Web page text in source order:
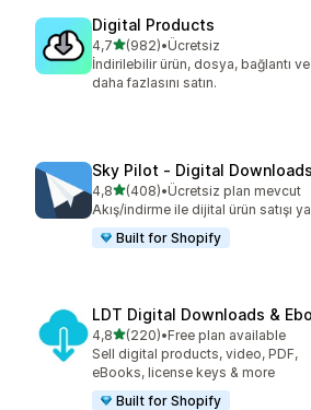
Digital Products
4,75 yıldız üzerinden
(982)
toplam 982 değerlendirme
•Ücretsiz
İndirilebilir ürün, dosya, bağlantı ve
daha fazlasını satın.
Sky Pilot ‑ Digital Downloads
4,85 yıldız üzerinden
(408)
toplam 408 değerlendirme
•Ücretsiz plan mevcut
Akış/indirme ile dijital ürün satışı
Built for Shopify
LDT Digital Downloads &
4,85 yıldız üzerinden
(220)
toplam 220 değerlendirme
•Free plan available
Sell digital products, video, PDF,
eBooks, license keys & more
Built for Shopify